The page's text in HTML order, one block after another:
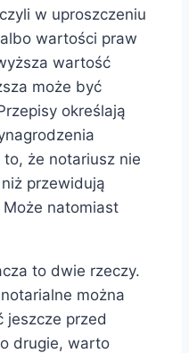
w uproszczeniu
wartości praw
wartość
może być
określają
że notariusz nie
przewidują
natomiast
to dwie rzeczy.
można
jeszcze przed
drugie, warto